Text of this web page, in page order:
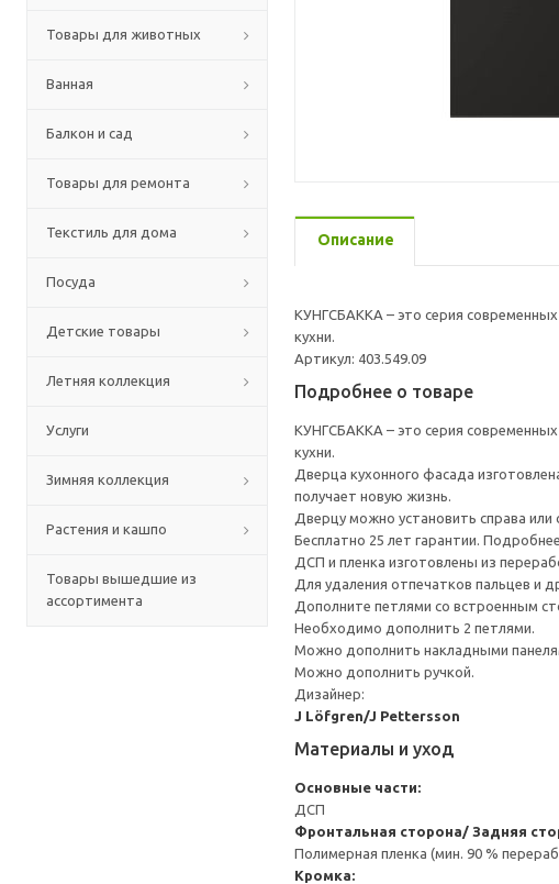
Товары для животных
Ванная
Балкон и сад
Товары для ремонта
Текстиль для дома
Посуда
Детские товары
Летняя коллекция
Услуги
Зимняя коллекция
Растения и кашпо
Товары вышедшие из
ассортимента
Описание
КУНГСБАККА – это серия
кухни.
Артикул: 403.549.09
Подробнее о товаре
КУНГСБАККА – это серия
кухни.
Дверца кухонного фасада
получает новую жизнь.
Дверцу можно установить справа или
Бесплатно 25 лет гарантии.
ДСП и пленка изготовлены из
Для удаления отпечатков пальцев и
Дополните петлями со встроенным
Необходимо дополнить 2 петлями.
Можно дополнить накладными
Можно дополнить ручкой.
Дизайнер:
J Löfgren/J Pettersson
Материалы и уход
Основные части:
ДСП
Фронтальная сторона/ Задняя
Полимерная пленка (мин. 90 %
Кромка: